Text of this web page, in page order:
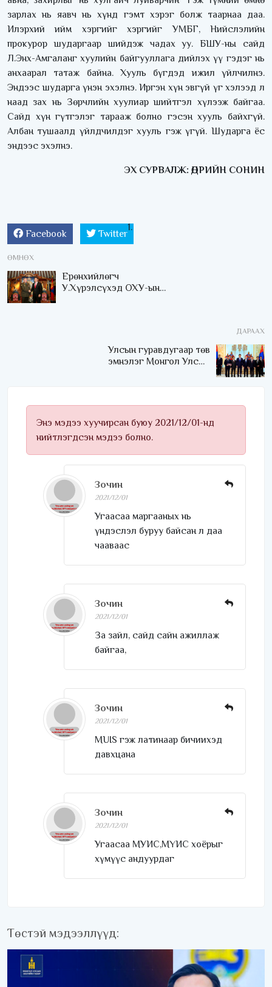
зарлах нь яавч нь хүнд гэмт хэрэг болж таарнаа даа.
Илэрхий ийм хэргийг хэргийг УМБГ, Нийслэлийн
прокурор шударгаар шийдэж чадах уу. БШУ-ны сайд
Л.Энх-Амгаланг хуулийн байгууллага дийлэх үү гэдэг нь
анхаарал татаж байна. Хууль бүгдэд ижил үйлчилнэ.
Эндээс шударга үнэн эхэлнэ. Иргэн хүн эвгүй үг хэлээд л
наад зах нь Зөрчлийн хуулиар шийтгэл хүлээж байгаа.
Сайд хүн гүтгэлэг тарааж болно гэсэн хууль байхгүй.
Албан тушаалд үйлдчилдэг хууль гэж үгүй. Шударга ёс
эндээс эхэлнэ.
ЭХ СУРВАЛЖ: ӨДРИЙН СОНИН
Facebook Twitter
ӨМНӨХ
Ерөнхийлөгч
У.Хүрэлсүхэд ОХУ-ын
ДАРААХ
Улсын гуравдугаар төв
эмнэлэг Монгол Улсын
Энэ мэдээ хуучирсан буюу 2021/12/01-нд
нийтлэгдсэн мэдээ болно.
Зочин
2021/12/01
Угаасаа маргааных нь
үндэслэл буруу байсан л даа
чааваас
Зочин
2021/12/01
За зайл, сайд сайн ажиллаж
байгаа,
Зочин
2021/12/01
MUIS гэж латинаар бичиихэд
давхцана
Зочин
2021/12/01
Угаасаа МУИС,МҮИС хоёрыг
хүмүүс андуурдаг
Төстэй мэдээллүүд: